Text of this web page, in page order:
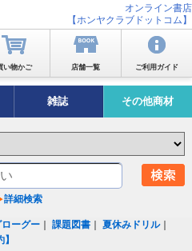
オンライン書店
【ホンヤクラブドットコム】
い物かご 店舗一覧 ご利用ガイド
雑誌 その他商材
詳細検索
ローグー ｜課題図書 ｜夏休みドリル｜